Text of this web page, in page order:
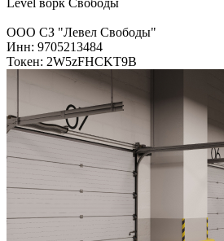
ООО СЗ "Левел Свободы"
Инн: 9705213484
Токен: 2W5zFHCKT9B